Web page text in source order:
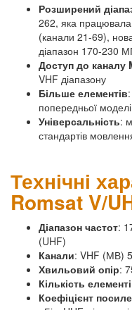
Розширений
262, яка працювала
(канали 21-69),
діапазон 170-230
Доступ до каналу
VHF діапазону
Більше елементів
попередньої моделі
Універсальність:
стандартів
Технічні
Romsat V/
Діапазон частот:
(UHF)
Канали: VHF (МВ)
Хвильовий опір:
Кількість
Коефіцієнт